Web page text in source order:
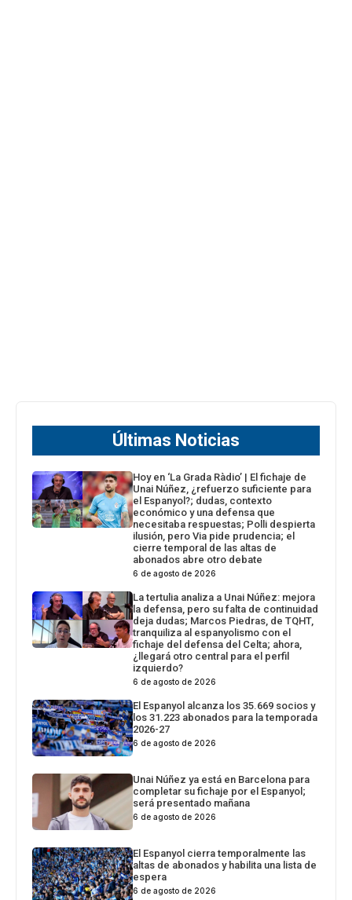
Últimas Noticias
Hoy en ‘La Grada Ràdio’ | El fichaje de
Unai Núñez, ¿refuerzo suficiente para
el Espanyol?; dudas, contexto
económico y una defensa que
necesitaba respuestas; Polli despierta
ilusión, pero Via pide prudencia; el
cierre temporal de las altas de
abonados abre otro debate
6 de agosto de 2026
La tertulia analiza a Unai Núñez: mejora
la defensa, pero su falta de continuidad
deja dudas; Marcos Piedras, de TQHT,
tranquiliza al espanyolismo con el
fichaje del defensa del Celta; ahora,
¿llegará otro central para el perfil
izquierdo?
6 de agosto de 2026
El Espanyol alcanza los 35.669 socios y
los 31.223 abonados para la temporada
2026-27
6 de agosto de 2026
Unai Núñez ya está en Barcelona para
completar su fichaje por el Espanyol;
será presentado mañana
6 de agosto de 2026
El Espanyol cierra temporalmente las
altas de abonados y habilita una lista de
espera
6 de agosto de 2026